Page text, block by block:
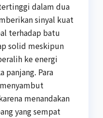
dalam dua
sinyal kuat
terhadap batu
solid meskipun
ke energi
panjang. Para
menandakan
yang sempat